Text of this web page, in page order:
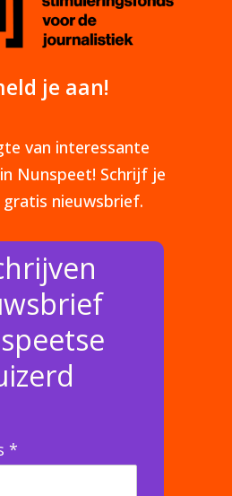
je aan!
van interessante
Nunspeet! Schrijf je
nieuwsbrief.
*